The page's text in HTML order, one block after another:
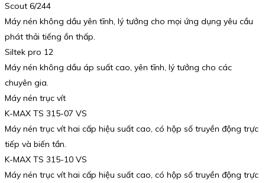
Scout 6/244
Máy nén không dầu yên tĩnh, lý tưởng cho mọi ứng dụng yêu cầu
phát thải tiếng ồn thấp.
Siltek pro 12
Máy nén không dầu áp suất cao, yên tĩnh, lý tưởng cho các
chuyên gia.
Máy nén trục vít
K-MAX TS 315-07 VS
Máy nén trục vít hai cấp hiệu suất cao, có hộp số truyền động trực
tiếp và biến tần.
K-MAX TS 315-10 VS
Máy nén trục vít hai cấp hiệu suất cao, có hộp số truyền động trực